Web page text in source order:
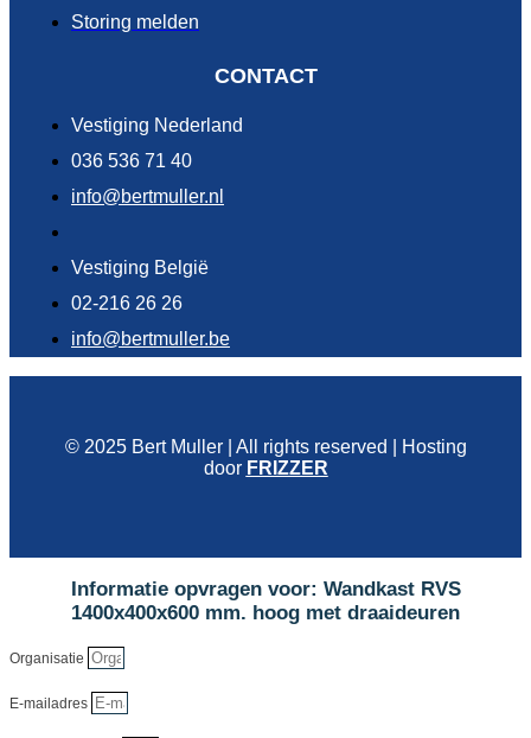
Storing melden
CONTACT
Vestiging Nederland
036 536 71 40
info@bertmuller.nl
Vestiging België
02-216 26 26
info@bertmuller.be
© 2025 Bert Muller | All rights reserved | Hosting
door FRIZZER
Informatie opvragen voor: Wandkast RVS
1400x400x600 mm. hoog met draaideuren
Organisatie
E-mailadres